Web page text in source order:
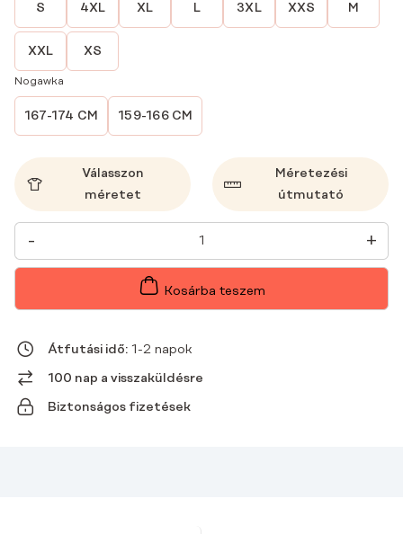
S 4XL XL L 3XL XXS M
XXL XS
Nogawka
167-174 CM 159-166 CM
Válasszon
méretet
Méretezési
útmutató
-
NŐI
ORVOSI
NADRÁG
FLARE
+
Kosárba teszem
Átfutási idő: 1-2 napok
100 nap a visszaküldésre
Biztonságos fizetések